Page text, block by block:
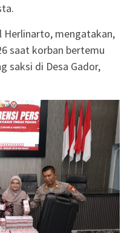
Herlinarto, mengatakan,
saat korban bertemu
saksi di Desa Gador,